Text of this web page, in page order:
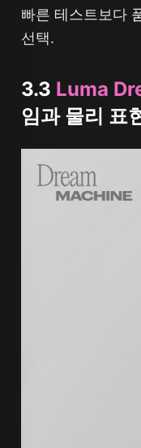
빠른 테스트보다
선택.
3.3 Luma
임과 물리 표